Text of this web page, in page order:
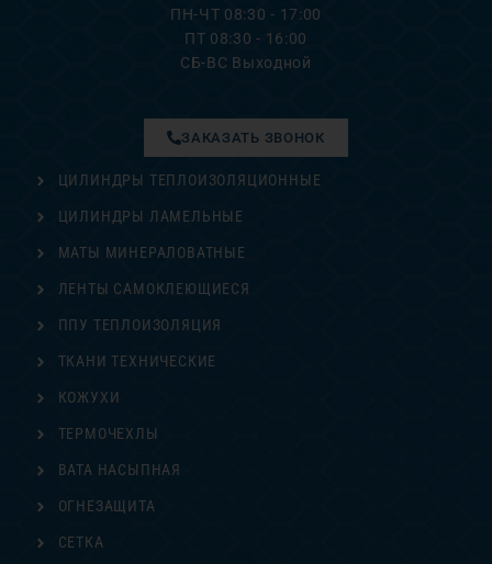
ПН-ЧТ 08:30 - 17:00
ПТ 08:30 - 16:00
СБ-ВС Выходной
ЦИЛИНДРЫ ТЕПЛОИЗОЛЯЦИОННЫЕ
ЦИЛИНДРЫ ЛАМЕЛЬНЫЕ
МАТЫ МИНЕРАЛОВАТНЫЕ
ЛЕНТЫ САМОКЛЕЮЩИЕСЯ
ППУ ТЕПЛОИЗОЛЯЦИЯ
ТКАНИ ТЕХНИЧЕСКИЕ
ЗАКАЗАТЬ ЗВОНОК
КОЖУХИ
ТЕРМОЧЕХЛЫ
ВАТА НАСЫПНАЯ
ОГНЕЗАЩИТА
СЕТКА